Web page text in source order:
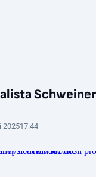
202517:44